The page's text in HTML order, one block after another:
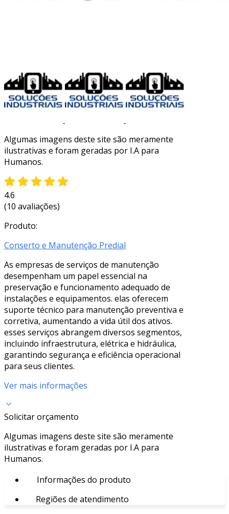
Algumas imagens deste site são meramente
ilustrativas e foram geradas por I.A para
Humanos.
4.6
(10 avaliações)
Produto:
Conserto e Manutenção Predial
As empresas de serviços de manutenção
desempenham um papel essencial na
preservação e funcionamento adequado de
instalações e equipamentos. elas oferecem
suporte técnico para manutenção preventiva e
corretiva, aumentando a vida útil dos ativos.
esses serviços abrangem diversos segmentos,
incluindo infraestrutura, elétrica e hidráulica,
garantindo segurança e eficiência operacional
para seus clientes.
Ver mais informações
Solicitar orçamento
Algumas imagens deste site são meramente
ilustrativas e foram geradas por I.A para
Humanos.
Informações do produto
Regiões de atendimento